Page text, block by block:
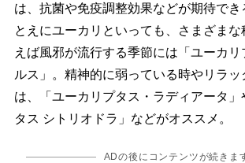
は、抗菌や免疫調整効果などが期待でき
とえにユーカリといっても、さまざまな
えば風邪が流行する季節には「ユーカ
ルス」。精神的に弱っている時やリラッ
は、「ユーカリプタス・ラディアータ
タス シトリオドラ」などがオススメ。
ADの後にコンテンツが続きま